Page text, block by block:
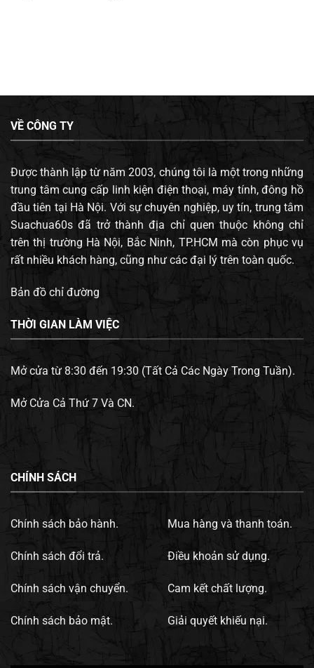
VỀ CÔNG TY
Được thành lập từ năm 2003, chúng tôi là một trong những
trung tâm cung cấp linh kiện điện thoại, máy tính, đông hồ
đầu tiên tại Hà Nội. Với sự chuyên nghiệp, uy tín, trung tâm
Suachua60s đã trở thành địa chỉ quen thuộc không chỉ
trên thị trường Hà Nội, Bắc Ninh, TP.HCM mà còn phục vụ
rất nhiều khách hàng, cũng như các đại lý trên toàn quốc.
Bản đồ chỉ đường
THỜI GIAN LÀM VIỆC
Mở cửa từ 8:30 đến 19:30 (Tất Cả Các Ngày Trong Tuần).
Mở Cửa Cả Thứ 7 Và CN.
CHÍNH SÁCH
Chính sách bảo hành.
Chính sách đổi trả.
Chính sách vận chuyển.
Chính sách bảo mật.
Mua hàng và thanh toán.
Điều khoản sử dụng.
Cam kết chất lượng.
Giải quyết khiếu nại.